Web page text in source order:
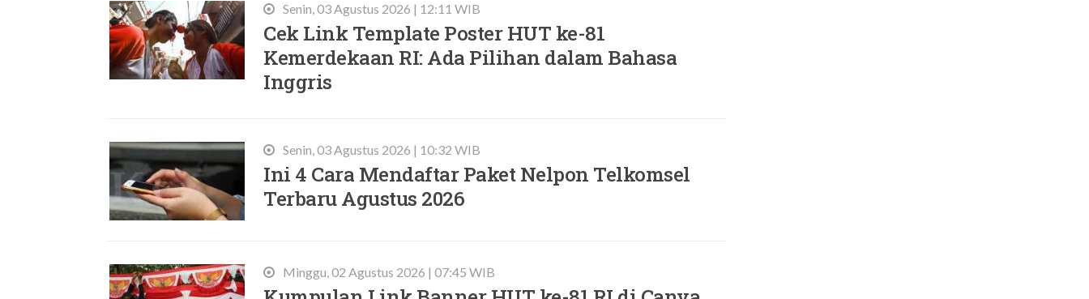
Senin, 03 Agustus 2026 | 12:11 WIB
Cek Link Template Poster HUT ke-81
Kemerdekaan RI: Ada Pilihan dalam Bahasa
Inggris
Senin, 03 Agustus 2026 | 10:32 WIB
Ini 4 Cara Mendaftar Paket Nelpon Telkomsel
Terbaru Agustus 2026
Minggu, 02 Agustus 2026 | 07:45 WIB